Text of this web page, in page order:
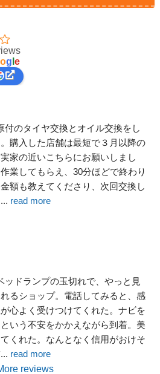
og e
付のタイヤ交換とオイル交換をし
購入した店舗は最短で３月以降の
家の近いこちらにお願いしまし
業してもらえ、30分ほどで終わり
額も教えてくださり、次回交換し
... read more
ッドランプの玉切れで、やっと見
るショップ。電話してみると、感
心よく受けつけてくれた。ナビを
いう不安をかかえながら到着。美
くれた。なんとなく信用がおけそ
... read more
reviews